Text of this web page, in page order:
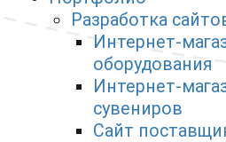
Разработка
Интернет-
оборудования
Интернет-
сувениров
Сайт